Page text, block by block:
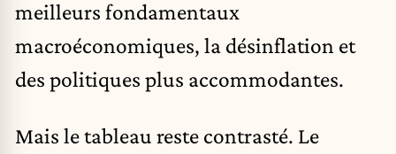
meilleurs fondamentaux
macroéconomiques, la désinflation et
des politiques plus accommodantes.
Mais le tableau reste contrasté. Le